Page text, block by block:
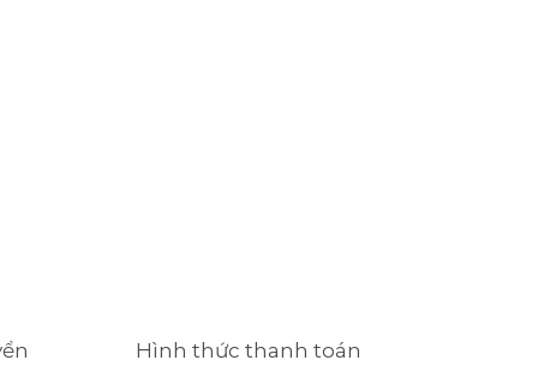
Hình thức thanh toán